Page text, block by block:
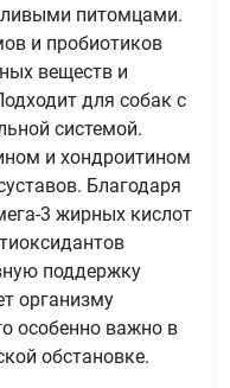
питомцами.
и пробиотиков
веществ и
для собак с
системой.
и хондроитином
Благодаря
3 жирных кислот
поддержку
организму
особенно важно в
обстановке.